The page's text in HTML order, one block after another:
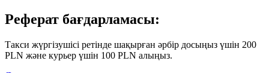
Реферат бағдарламасы:
Такси жүргізушісі ретінде шақырған әрбір досыңыз үшін 200
PLN және курьер үшін 100 PLN алыңыз.